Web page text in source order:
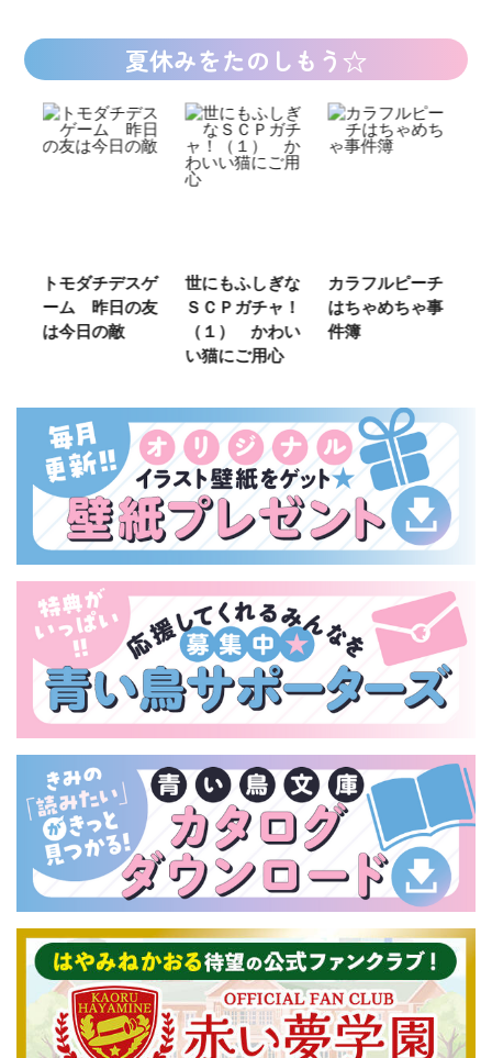
夏休みをたのしもう☆
トモダチデスゲ
ーム 昨日の友
は今日の敵
世にもふしぎな
ＳＣＰガチャ！
（１） かわい
い猫にご用心
カラフルピーチ
はちゃめちゃ事
件簿